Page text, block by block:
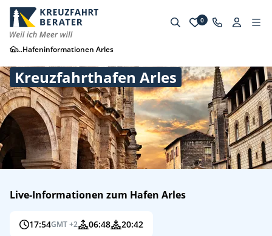
0
...Hafeninformationen Arles
Kreuzfahrthafen Arles
Live-Informationen zum Hafen Arles
17:54GMT +2 06:48 20:42